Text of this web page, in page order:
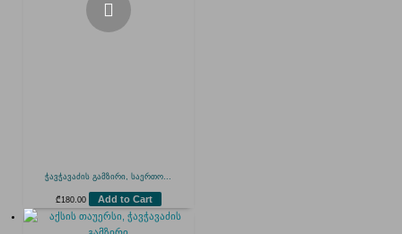
ჭავჭავაძის გამზირი, საერთო...
₾180.00 Add to Cart